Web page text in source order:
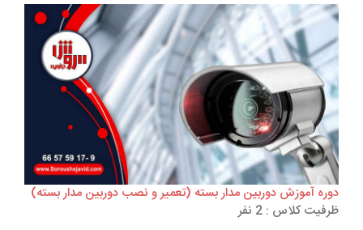
دوره آموزش دوربین مدار بسته (تعمیر و نصب دوربین مدار بسته)
ظرفیت کلاس : 2 نفر